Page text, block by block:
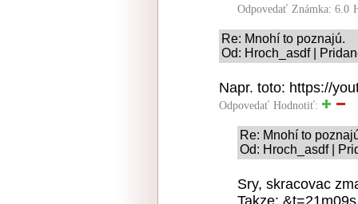
Odpovedať Známka: 6.0
Re: Mnohí to poznajú.
Od: Hroch_asdf |
Napr. toto: https://
Odpovedať Hodnotiť:
Re: Mnohí to
Od: Hroch_asdf |
Sry, skracovac
Takze: &t=21m09s